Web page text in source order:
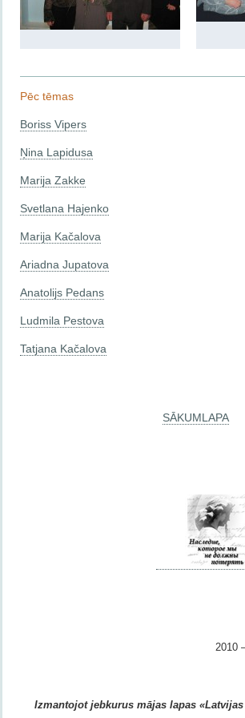
Pēc tēmas
Boriss Vipers
Ņina Lapidusa
Marija Zakke
Svetlana Hajenko
Marija Kačalova
Ariadna Jupatova
Anatolijs Pedans
Ludmila Pestova
Tatjana Kačalova
SĀKUMLAPA
2010 –
Izmantojot jebkurus mājas lapas